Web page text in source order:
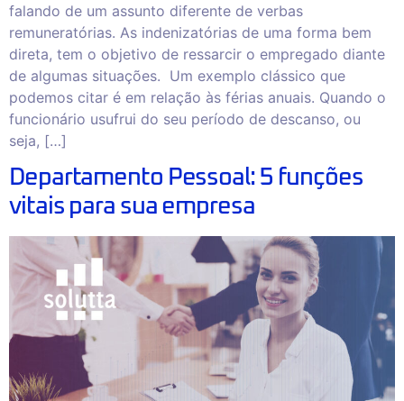
falando de um assunto diferente de verbas
remuneratórias. As indenizatórias de uma forma bem
direta, tem o objetivo de ressarcir o empregado diante
de algumas situações. Um exemplo clássico que
podemos citar é em relação às férias anuais. Quando o
funcionário usufrui do seu período de descanso, ou
seja, […]
Departamento Pessoal: 5 funções
vitais para sua empresa